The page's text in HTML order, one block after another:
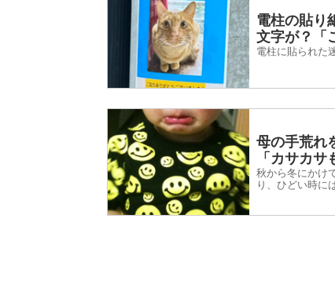
電柱の貼り
文字が？「
電柱に貼られた
母の手荒れ
「カサカサ
秋から冬にかけ
り、ひどい時に